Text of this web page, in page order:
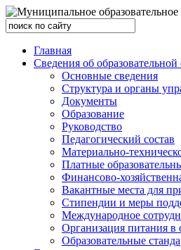
Главная
Сведения об образовательной
Основные сведения
Структура и органы
Документы
Образование
Руководство
Педагогический состав
Материально-
Платные
Финансово-
Вакантные места для
Стипендии и меры
Международное
Организация питания в
Образовательные